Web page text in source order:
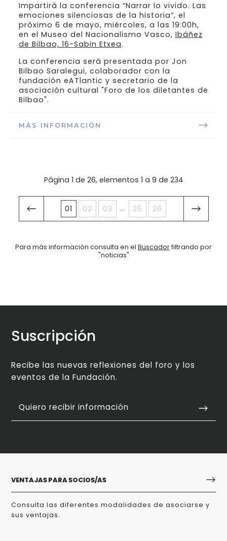
Impartirá la conferencia “Narrar lo vivido. Las
emociones silenciosas de la historia”, el
próximo 6 de mayo, miércoles, a las 19:00h,
en el Museo del Nacionalismo Vasco, Ibáñez
de Bilbao, 16-Sabin Etxea.
La conferencia será presentada por Jon
Bilbao Saralegui, colaborador con la
fundación eATlantic y secretario de la
asociación cultural "Foro de los diletantes de
Bilbao".
MÁS INFORMACIÓN
Página 1 de 26, elementos 1 a 9 de 234
01 02 03 ... 25 26
Para más información consulta en el Buscadorfiltrando por
"noticias"
Suscripción
Recibe las nuevas reflexiones del foro y los
eventos de la Fundación.
Quiero recibir información
VENTAJAS PARA SOCIOS/AS
Consulta las diferentes modalidades de asociarse y
sus ventajas.